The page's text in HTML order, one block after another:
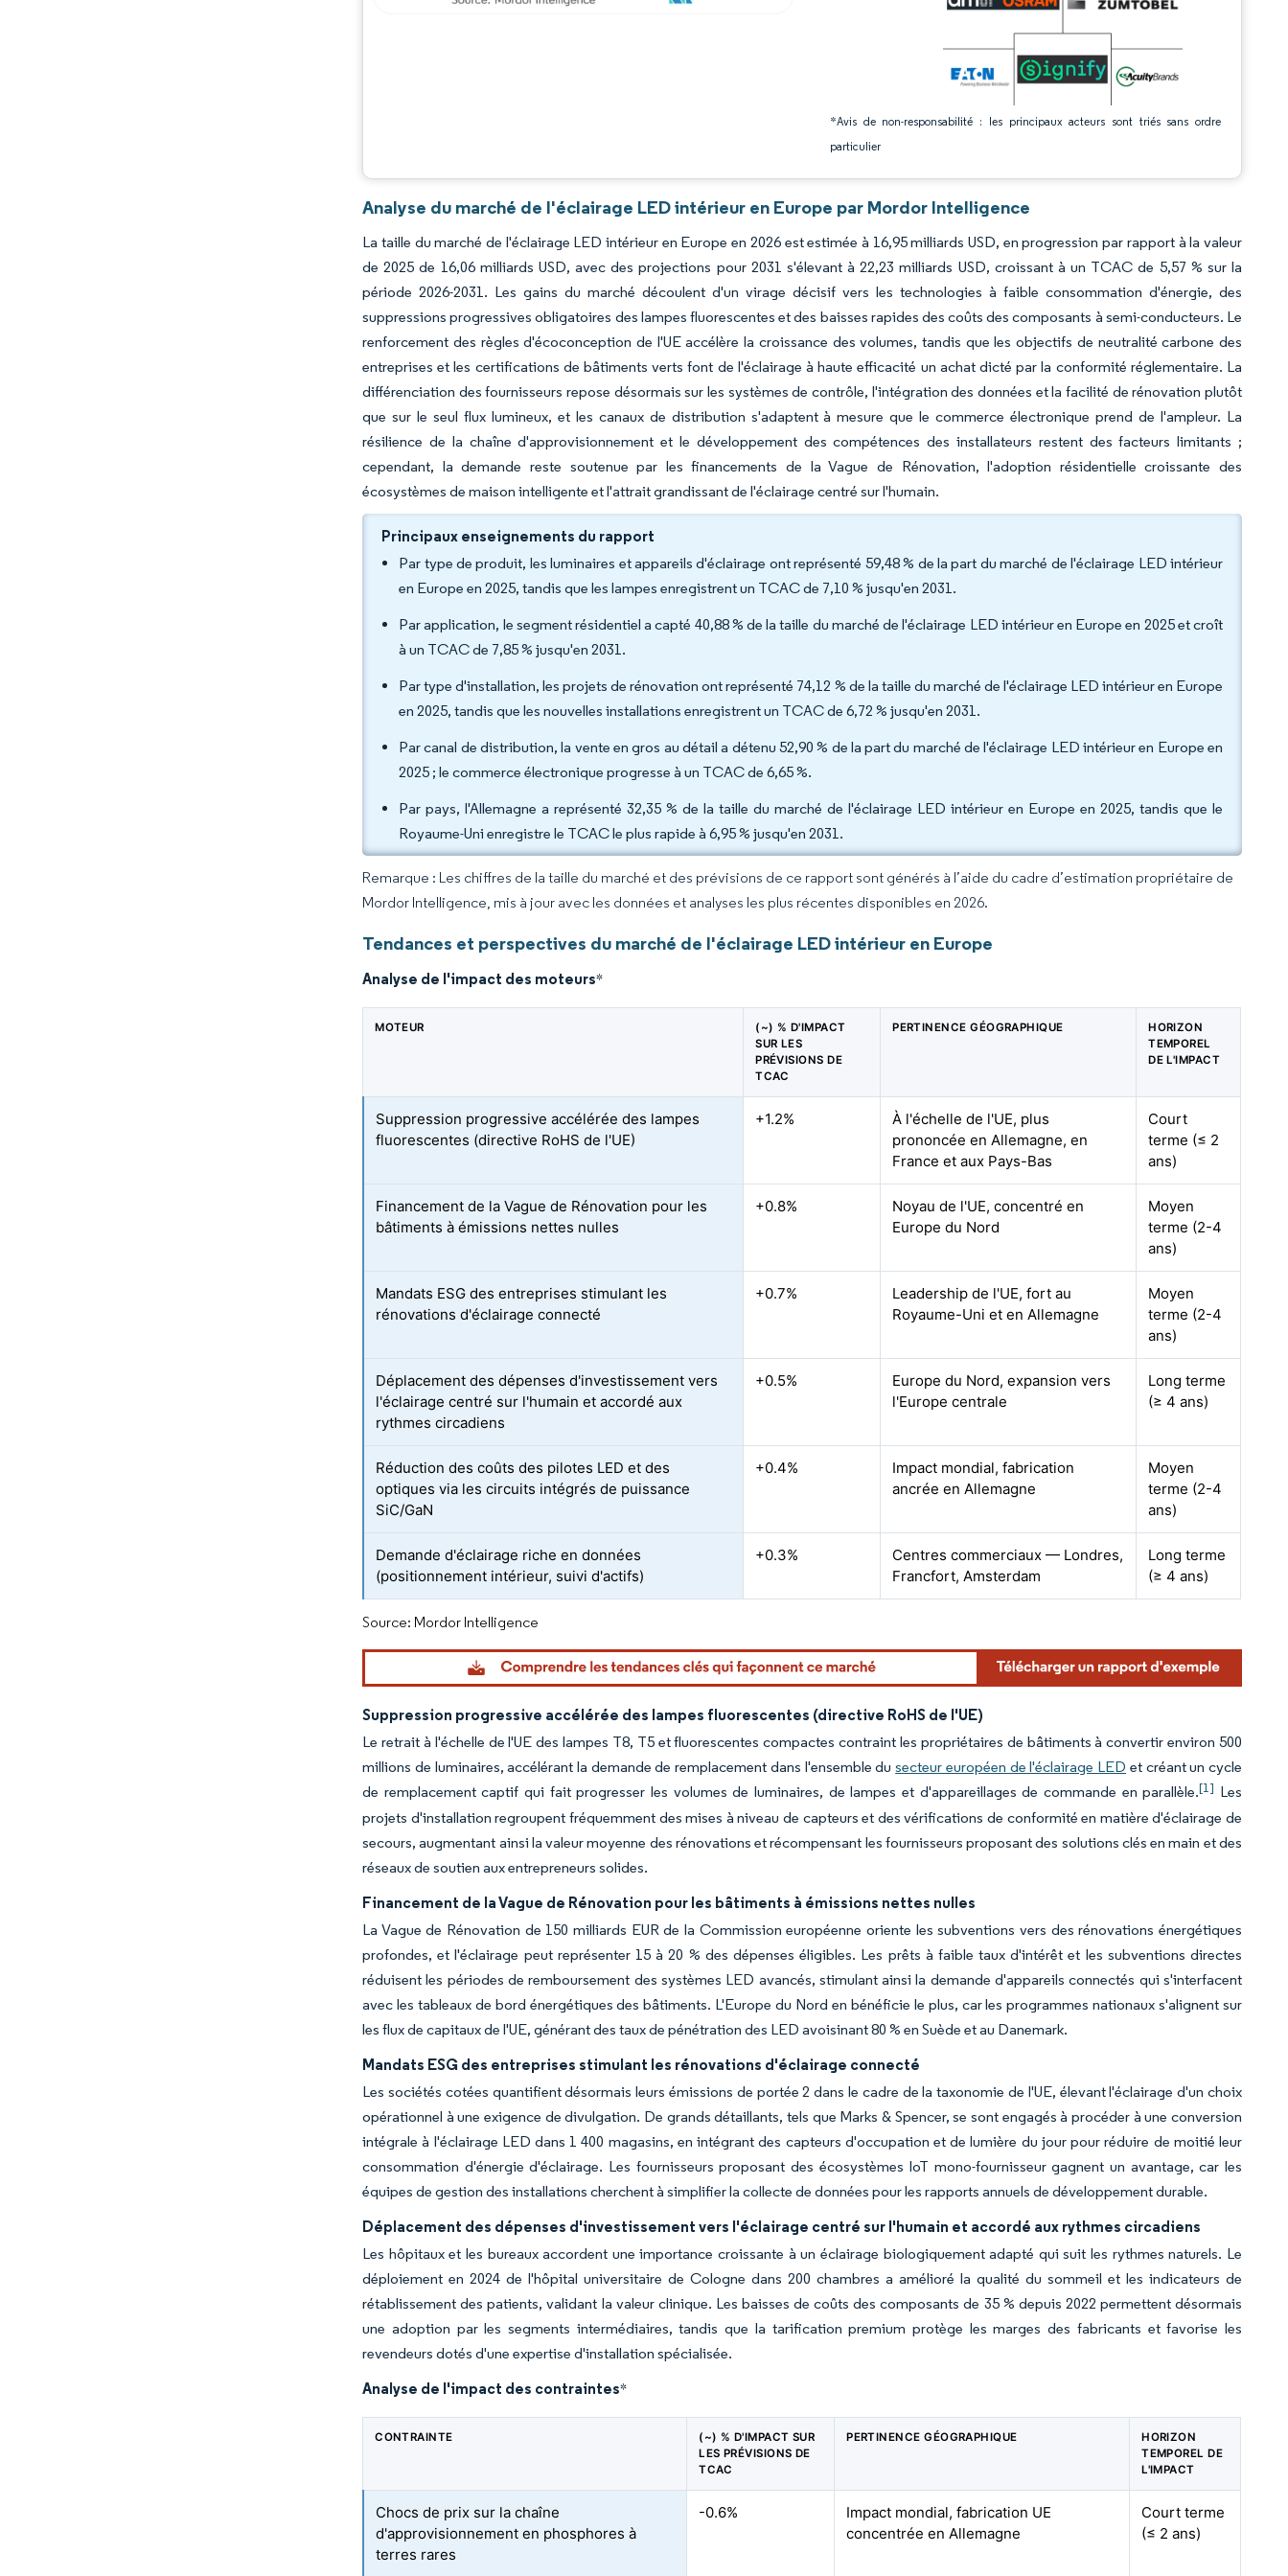
*Avis de non-responsabilité : les principaux acteurs sont triés sans ordre
particulier
Analyse du marché de l'éclairage LED intérieur en Europe par Mordor Intelligence
La taille du marché de l'éclairage LED intérieur en Europe en 2026 est estimée à 16,95 milliards USD, en progression par rapport à la valeur
de 2025 de 16,06 milliards USD, avec des projections pour 2031 s'élevant à 22,23 milliards USD, croissant à un TCAC de 5,57 % sur la
période 2026-2031. Les gains du marché découlent d'un virage décisif vers les technologies à faible consommation d'énergie, des
suppressions progressives obligatoires des lampes fluorescentes et des baisses rapides des coûts des composants à semi-conducteurs. Le
renforcement des règles d'écoconception de l'UE accélère la croissance des volumes, tandis que les objectifs de neutralité carbone des
entreprises et les certifications de bâtiments verts font de l'éclairage à haute efficacité un achat dicté par la conformité réglementaire. La
différenciation des fournisseurs repose désormais sur les systèmes de contrôle, l'intégration des données et la facilité de rénovation plutôt
que sur le seul flux lumineux, et les canaux de distribution s'adaptent à mesure que le commerce électronique prend de l'ampleur. La
résilience de la chaîne d'approvisionnement et le développement des compétences des installateurs restent des facteurs limitants ;
cependant, la demande reste soutenue par les financements de la Vague de Rénovation, l'adoption résidentielle croissante des
écosystèmes de maison intelligente et l'attrait grandissant de l'éclairage centré sur l'humain.
Principaux enseignements du rapport
Par type de produit, les luminaires et appareils d'éclairage ont représenté 59,48 % de la part du marché de l'éclairage LED intérieur
en Europe en 2025, tandis que les lampes enregistrent un TCAC de 7,10 % jusqu'en 2031.
Par application, le segment résidentiel a capté 40,88 % de la taille du marché de l'éclairage LED intérieur en Europe en 2025 et croît
à un TCAC de 7,85 % jusqu'en 2031.
Par type d'installation, les projets de rénovation ont représenté 74,12 % de la taille du marché de l'éclairage LED intérieur en Europe
en 2025, tandis que les nouvelles installations enregistrent un TCAC de 6,72 % jusqu'en 2031.
Par canal de distribution, la vente en gros au détail a détenu 52,90 % de la part du marché de l'éclairage LED intérieur en Europe en
2025 ; le commerce électronique progresse à un TCAC de 6,65 %.
Par pays, l'Allemagne a représenté 32,35 % de la taille du marché de l'éclairage LED intérieur en Europe en 2025, tandis que le
Royaume-Uni enregistre le TCAC le plus rapide à 6,95 % jusqu'en 2031.
Remarque : Les chiffres de la taille du marché et des prévisions de ce rapport sont générés à l’aide du cadre d’estimation propriétaire de
Mordor Intelligence, mis à jour avec les données et analyses les plus récentes disponibles en 2026.
Tendances et perspectives du marché de l'éclairage LED intérieur en Europe
Analyse de l'impact des moteurs*
MOTEUR
(~) % D'IMPACT
SUR LES
PRÉVISIONS DE
TCAC
PERTINENCE GÉOGRAPHIQUE
HORIZON
TEMPOREL
DE L'IMPACT
Suppression progressive accélérée des lampes
fluorescentes (directive RoHS de l'UE)
+1.2%
À l'échelle de l'UE, plus
prononcée en Allemagne, en
France et aux Pays-Bas
Court
terme (≤ 2
ans)
Financement de la Vague de Rénovation pour les
bâtiments à émissions nettes nulles
+0.8%
Noyau de l'UE, concentré en
Europe du Nord
Moyen
terme (2-4
ans)
Mandats ESG des entreprises stimulant les
rénovations d'éclairage connecté
+0.7%
Leadership de l'UE, fort au
Royaume-Uni et en Allemagne
Moyen
terme (2-4
ans)
Déplacement des dépenses d'investissement vers
l'éclairage centré sur l'humain et accordé aux
rythmes circadiens
+0.5%
Europe du Nord, expansion vers
l'Europe centrale
Long terme
(≥ 4 ans)
Réduction des coûts des pilotes LED et des
optiques via les circuits intégrés de puissance
SiC/GaN
+0.4%
Impact mondial, fabrication
ancrée en Allemagne
Moyen
terme (2-4
ans)
Demande d'éclairage riche en données
(positionnement intérieur, suivi d'actifs)
+0.3%
Centres commerciaux — Londres,
Francfort, Amsterdam
Long terme
(≥ 4 ans)
Source: Mordor Intelligence
Suppression progressive accélérée des lampes fluorescentes (directive RoHS de l'UE)
Le retrait à l'échelle de l'UE des lampes T8, T5 et fluorescentes compactes contraint les propriétaires de bâtiments à convertir environ 500
millions de luminaires, accélérant la demande de remplacement dans l'ensemble dusecteur européen de l'éclairage LED et créant un cycle
de remplacement captif qui fait progresser les volumes de luminaires, de lampes et d'appareillages de commande en parallèle.[1] Les
projets d'installation regroupent fréquemment des mises à niveau de capteurs et des vérifications de conformité en matière d'éclairage de
secours, augmentant ainsi la valeur moyenne des rénovations et récompensant les fournisseurs proposant des solutions clés en main et des
réseaux de soutien aux entrepreneurs solides.
Financement de la Vague de Rénovation pour les bâtiments à émissions nettes nulles
La Vague de Rénovation de 150 milliards EUR de la Commission européenne oriente les subventions vers des rénovations énergétiques
profondes, et l'éclairage peut représenter 15 à 20 % des dépenses éligibles. Les prêts à faible taux d'intérêt et les subventions directes
réduisent les périodes de remboursement des systèmes LED avancés, stimulant ainsi la demande d'appareils connectés qui s'interfacent
avec les tableaux de bord énergétiques des bâtiments. L'Europe du Nord en bénéficie le plus, car les programmes nationaux s'alignent sur
les flux de capitaux de l'UE, générant des taux de pénétration des LED avoisinant 80 % en Suède et au Danemark.
Mandats ESG des entreprises stimulant les rénovations d'éclairage connecté
Les sociétés cotées quantifient désormais leurs émissions de portée 2 dans le cadre de la taxonomie de l'UE, élevant l'éclairage d'un choix
opérationnel à une exigence de divulgation. De grands détaillants, tels que Marks & Spencer, se sont engagés à procéder à une conversion
intégrale à l'éclairage LED dans 1 400 magasins, en intégrant des capteurs d'occupation et de lumière du jour pour réduire de moitié leur
consommation d'énergie d'éclairage. Les fournisseurs proposant des écosystèmes IoT mono-fournisseur gagnent un avantage, car les
équipes de gestion des installations cherchent à simplifier la collecte de données pour les rapports annuels de développement durable.
Déplacement des dépenses d'investissement vers l'éclairage centré sur l'humain et accordé aux rythmes circadiens
Les hôpitaux et les bureaux accordent une importance croissante à un éclairage biologiquement adapté qui suit les rythmes naturels. Le
déploiement en 2024 de l'hôpital universitaire de Cologne dans 200 chambres a amélioré la qualité du sommeil et les indicateurs de
rétablissement des patients, validant la valeur clinique. Les baisses de coûts des composants de 35 % depuis 2022 permettent désormais
une adoption par les segments intermédiaires, tandis que la tarification premium protège les marges des fabricants et favorise les
revendeurs dotés d'une expertise d'installation spécialisée.
Analyse de l'impact des contraintes*
CONTRAINTE
(~) % D'IMPACT SUR
LES PRÉVISIONS DE
TCAC
PERTINENCE GÉOGRAPHIQUE
HORIZON
TEMPOREL DE
L'IMPACT
Chocs de prix sur la chaîne
d'approvisionnement en phosphores à
terres rares
-0.6%
Impact mondial, fabrication UE
concentrée en Allemagne
Court terme
(≤ 2 ans)